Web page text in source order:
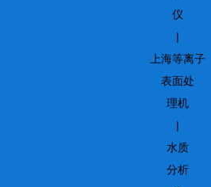
仪
|
上海等离子
表面处
理机
|
水质
分析